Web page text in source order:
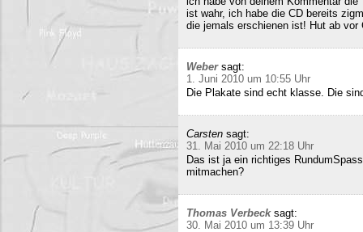
ist wahr, ich habe die CD bereits
die jemals erschienen ist! Hut ab vor
Weber sagt:
1. Juni 2010 um 10:55 Uhr
Die Plakate sind echt klasse. Die
Carsten sagt:
31. Mai 2010 um 22:18 Uhr
Das ist ja ein richtiges
mitmachen?
Thomas Verbeck sagt:
30. Mai 2010 um 13:39 Uhr